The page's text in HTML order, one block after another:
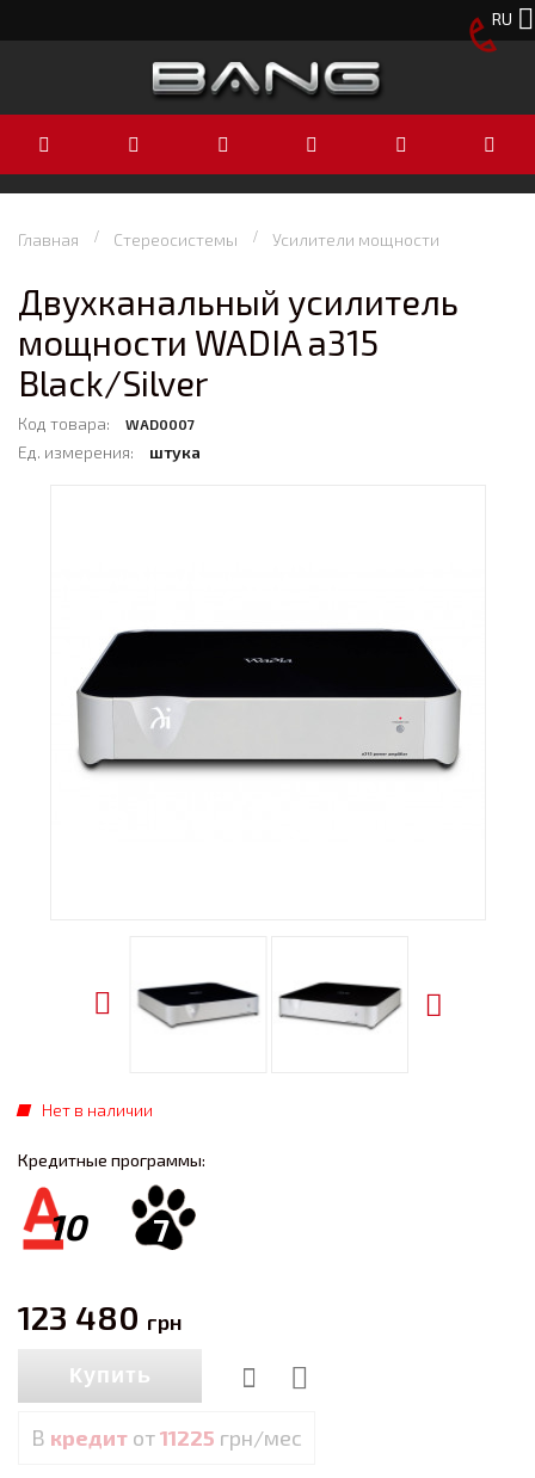
RU
Главная Стереосистемы Усилители мощности
Двухканальный усилитель
мощности WADIA a315
Black/Silver
Код товара: WAD0007
Ед. измерения: штука
Нет в наличии
Кредитные программы:
10 7
123 480 грн
Купить
В кредит от11225 грн/мес